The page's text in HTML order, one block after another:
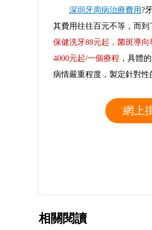
深圳牙周病治療費用?
其費用往往百元不等，而到
保健洗牙88元起，菌斑導
4000元起/一個療程 ，具體
病情嚴重程度，製定針對性
網上
相關閱讀